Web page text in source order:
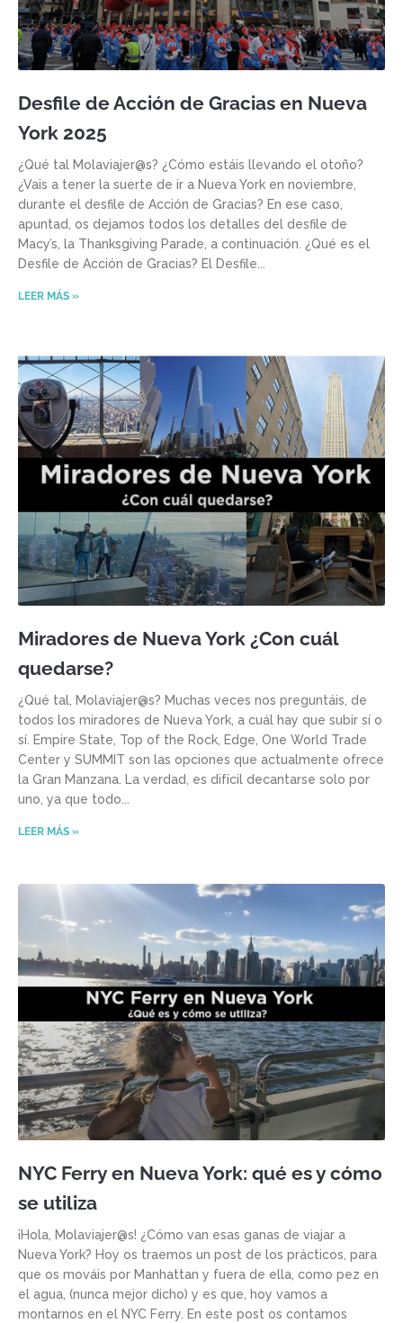
Desfile de Acción de Gracias en Nueva
York 2025
¿Qué tal Molaviajer@s? ¿Cómo estáis llevando el otoño?
¿Vais a tener la suerte de ir a Nueva York en noviembre,
durante el desfile de Acción de Gracias? En ese caso,
apuntad, os dejamos todos los detalles del desfile de
Macy’s, la Thanksgiving Parade, a continuación. ¿Qué es el
Desfile de Acción de Gracias? El Desfile
LEER MÁS »
Miradores de Nueva York ¿Con cuál
quedarse?
¿Qué tal, Molaviajer@s? Muchas veces nos preguntáis, de
todos los miradores de Nueva York, a cuál hay que subir sí o
sí. Empire State, Top of the Rock, Edge, One World Trade
Center y SUMMIT son las opciones que actualmente ofrece
la Gran Manzana. La verdad, es difícil decantarse solo por
uno, ya que todo
LEER MÁS »
NYC Ferry en Nueva York: qué es y cómo
se utiliza
¡Hola, Molaviajer@s! ¿Cómo van esas ganas de viajar a
Nueva York? Hoy os traemos un post de los prácticos, para
que os mováis por Manhattan y fuera de ella, como pez en
el agua, (nunca mejor dicho) y es que, hoy vamos a
montarnos en el NYC Ferry. En este post os contamos